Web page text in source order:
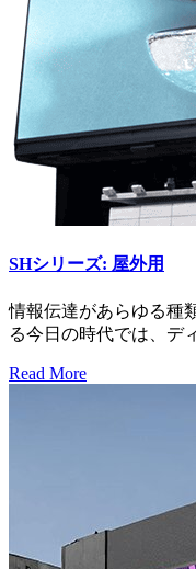
SHシリーズ: 屋外用
情報伝達があらゆる種
る今日の時代では、デ
Read More